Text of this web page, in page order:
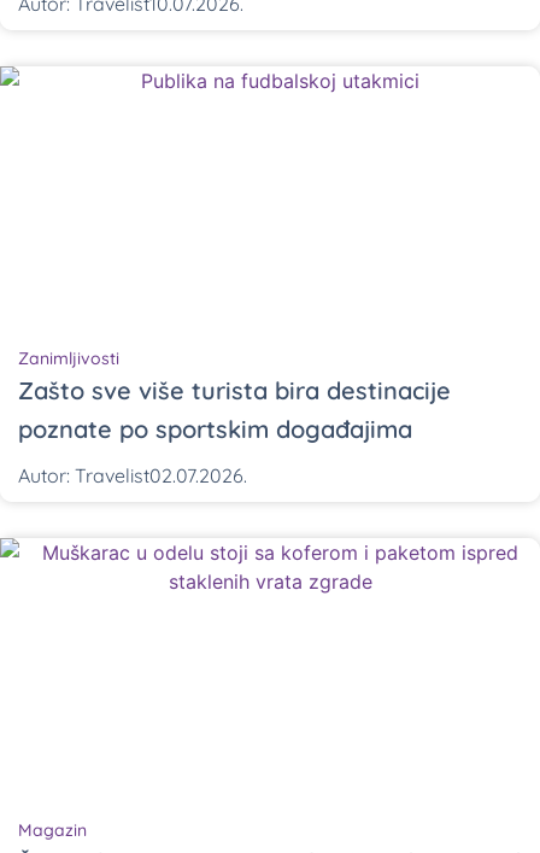
Zanimljivosti
Zašto sve više turista bira destinacije
poznate po sportskim događajima
Autor: Travelist02.07.2026.
Magazin